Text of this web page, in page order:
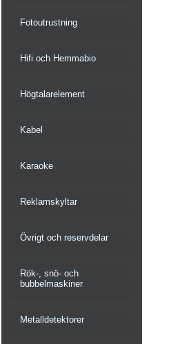
Fotoutrustning
Hifi och Hemmabio
Högtalarelement
Kabel
Karaoke
Reklamskyltar
Övrigt och reservdelar
Rök-, snö- och
bubbelmaskiner
Metalldetektorer